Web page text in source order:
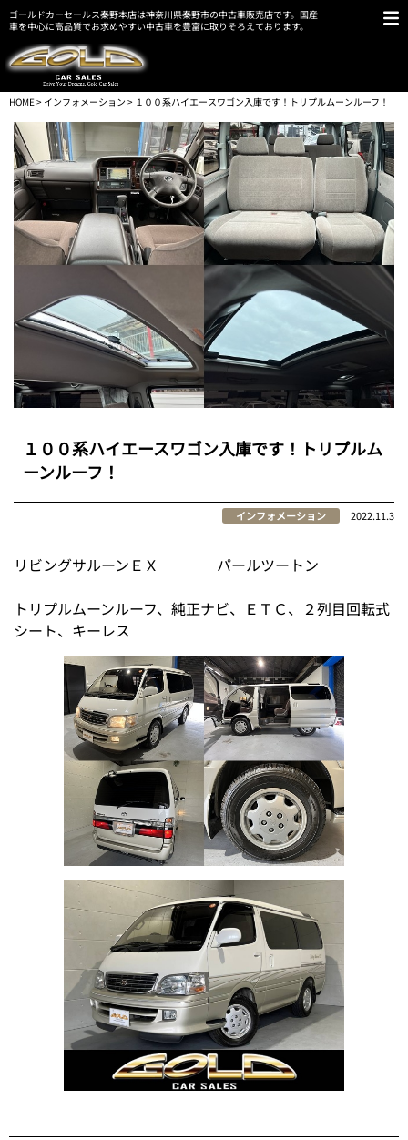
ゴールドカーセールス秦野本店は神奈川県秦野市の中古車販売店です。国産
車を中心に高品質でお求めやすい中古車を豊富に取りそろえております。
HOME> インフォメーション > １００系ハイエースワゴン入庫です！トリプルムーンルーフ！
１００系ハイエースワゴン入庫です！トリプルム
ーンルーフ！
インフォメーション 2022.11.3
リビングサルーンＥＸ パールツートン
トリプルムーンルーフ、純正ナビ、ＥＴＣ、２列目回転式
シート、キーレス